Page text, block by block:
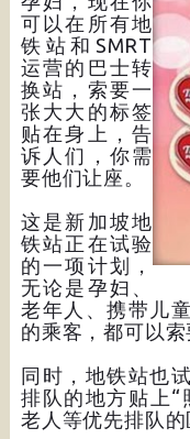
可以在所有地
铁站和SMRT
运营的巴士转
换站，索要一
张大大的标签
贴在身上，告
诉人们，你需
要他们让座。
这是新加坡地
铁站正在试验
的一项计划，
无论是孕妇、
老年人、携带儿
的乘客，都可以索
同时，地铁站也
排队的地方贴上“
老人等优先排队的